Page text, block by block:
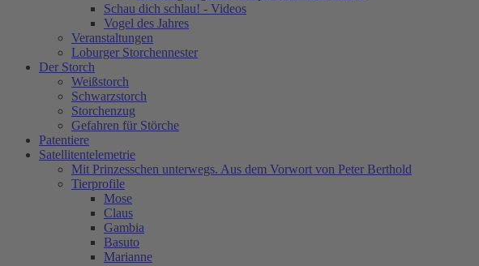
Schau dich schlau! - Videos
Vogel des Jahres
Veranstaltungen
Loburger Storchennester
Der Storch
Weißstorch
Schwarzstorch
Storchenzug
Gefahren für Störche
Patentiere
Satellitentelemetrie
Mit Prinzesschen unterwegs. Aus dem Vorwort von Peter Berthold
Tierprofile
Mose
Claus
Gambia
Basuto
Marianne